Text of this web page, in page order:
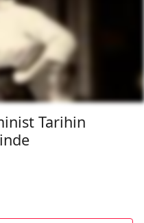
Tarihin